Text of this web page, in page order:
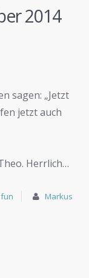
2014
sagen: „Jetzt
jetzt auch
Herrlich…
fun
Markus